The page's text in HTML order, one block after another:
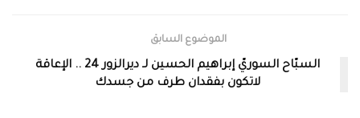
الموضوع السابق
السبّاح السوريّ إبراهيم الحسين لـ ديرالزور 24 .. الإعاقة
لاتكون بفقدان طرف من جسدك